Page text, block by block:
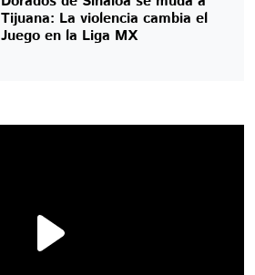
Tijuana: La violencia cambia el
Juego en la Liga MX